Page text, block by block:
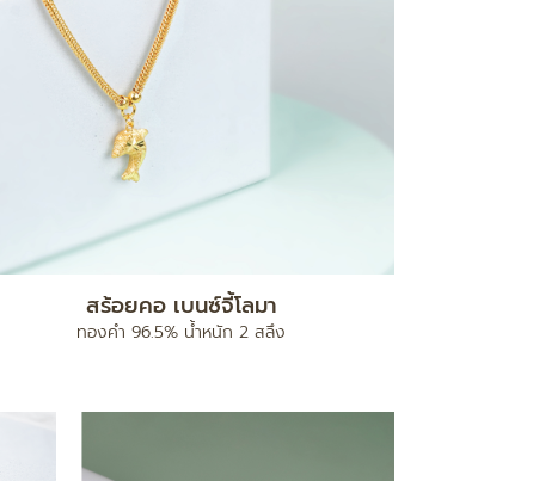
สร้อยคอ เบนซ์จี้โลมา
ทองคำ 96.5% น้ำหนัก 2 สลึง